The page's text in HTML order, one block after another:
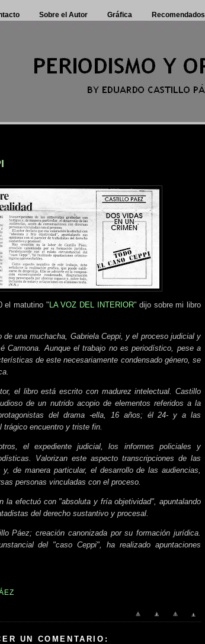
Sobre el Autor Gráfica Recomendados
el matutino " LA VOZ DEL INTERIOR" dijo sobre mi libro
una muchacha, Gabriela Ceppi, y el proceso judicial y
Carmona. Aunque el trabajo no es periodístico, pese a
de este necesariamente condensado género, se
el libro está escrito con madurez intelectual. Castillo
de un nutrido acopio de elementos referidos a la
del drama -ella, 16 años; él 24- y a las
trágico encuentro y triste fin.
el expediente judicial, los informes policiales y
Valorizan este aspecto transcripciones de las
de manera particular, el desarrollo de las audiencias,
personas vinculadas con el proceso.
la efectuó con "absoluta y fría objetividad", apuntalando
del derecho sustantivo y procesal.
Páez; creación canonizada por su formación jurídica.
del "caso Ceppi", ha realizado apuntaciones
UN COMENTARIO: